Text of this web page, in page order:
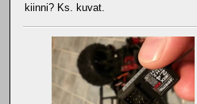
kiinni? Ks. kuvat.